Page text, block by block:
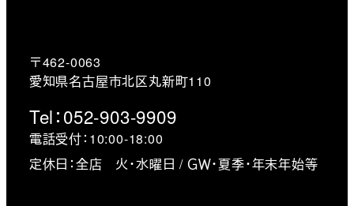
〒462-0063
愛知県名古屋市北区丸新町110
Tel：052-903-9909
電話受付：10:00-18:00
定休日：全店 火・水曜日 / ＧＷ・夏季・年末年始等